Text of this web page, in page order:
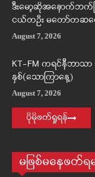
ဒီးမော့ဆိုအနောက်ဘက်ခ
ငယ်တဦး မတော်တဆရ
August 7, 2026
KT-FM ကရင်နီဘာ
နှစ်(သောကြာနေ့)
August 7, 2026
ပိုမိုဖတ်ရှုရန်
မဖြစ်မနေဖတ်ရ